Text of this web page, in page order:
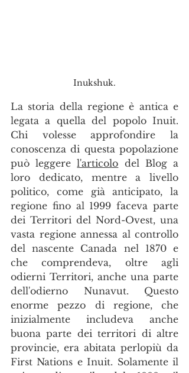
Inukshuk.
La storia della regione è antica e
legata a quella del popolo Inuit.
Chi volesse approfondire la
conoscenza di questa popolazione
può leggere l'articolo del Blog a
loro dedicato, mentre a livello
politico, come già anticipato, la
regione fino al 1999 faceva parte
dei Territori del Nord-Ovest, una
vasta regione annessa al controllo
del nascente Canada nel 1870 e
che comprendeva, oltre agli
odierni Territori, anche una parte
dell'odierno Nunavut. Questo
enorme pezzo di regione, che
inizialmente includeva anche
buona parte dei territori di altre
provincie, era abitata perlopiù da
First Nations e Inuit. Solamente il